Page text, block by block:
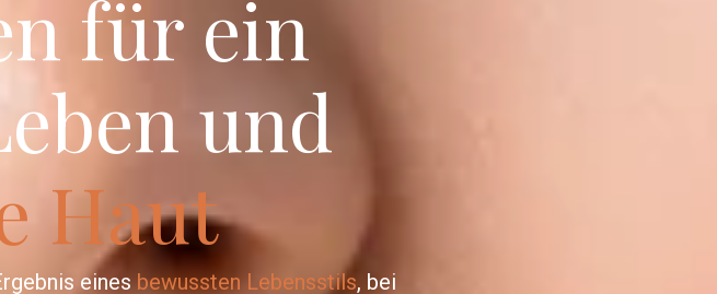
für ein
und
Haut
eines bewussten Lebensstils, bei